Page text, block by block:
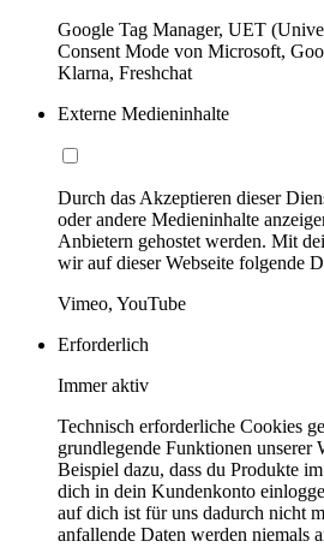
Google Tag Manager, UET
Consent Mode von Microsoft,
Klarna, Freshchat
Externe Medieninhalte
Durch das Akzeptieren dieser
oder andere Medieninhalte
Anbietern gehostet werden. Mit
wir auf dieser Webseite folgende
Vimeo, YouTube
Erforderlich
Immer aktiv
Technisch erforderliche Cookies
grundlegende Funktionen unserer
Beispiel dazu, dass du Produkte
dich in dein Kundenkonto
auf dich ist für uns dadurch nicht
anfallende Daten werden niemals